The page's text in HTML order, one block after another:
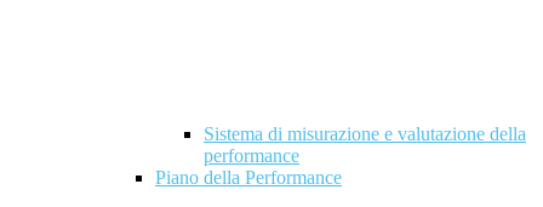
Sistema di misurazione e valutazione della
performance
Piano della Performance